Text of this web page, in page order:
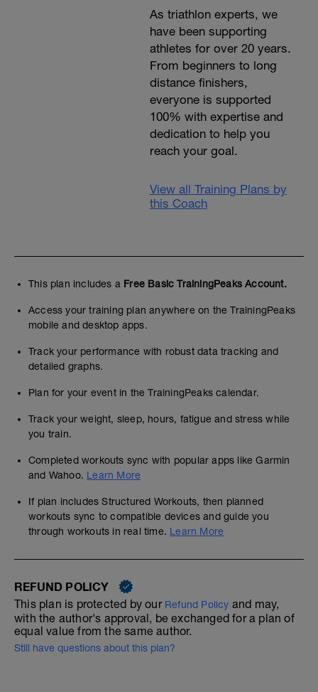
As triathlon experts, we
have been supporting
athletes for over 20 years.
From beginners to long
distance finishers,
everyone is supported
100% with expertise and
dedication to help you
reach your goal.
View all Training Plans by
this Coach
This plan includes a Free Basic TrainingPeaks Account.
Access your training plan anywhere on the TrainingPeaks
mobile and desktop apps.
Track your performance with robust data tracking and
detailed graphs.
Plan for your event in the TrainingPeaks calendar.
Track your weight, sleep, hours, fatigue and stress while
you train.
Completed workouts sync with popular apps like Garmin
and Wahoo. Learn More
If plan includes Structured Workouts, then planned
workouts sync to compatible devices and guide you
through workouts in real time. Learn More
REFUND POLICY
This plan is protected by our Refund Policy and may,
with the author's approval, be exchanged for a plan of
equal value from the same author.
Still have questions about this plan?